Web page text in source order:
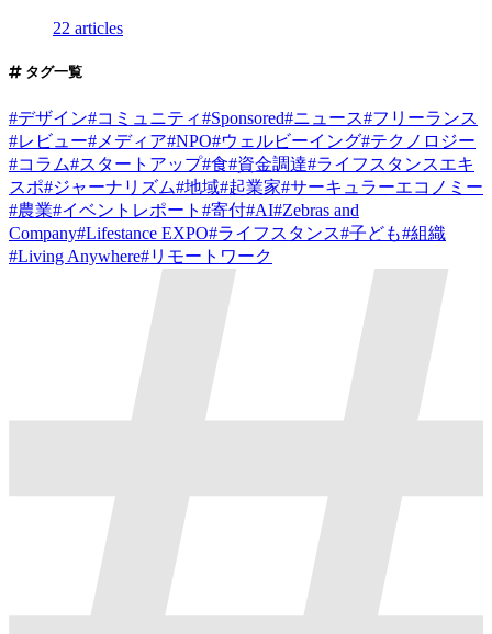
22 articles
タグ一覧
#デザイン#コミュニティ#Sponsored#ニュース#フリーランス
#レビュー# メディア#NPO#ウェルビーイング#テクノロジー
#コラム#スタートアップ#食#資金調達#ライフスタンスエキ
スポ#ジャーナリズム#地域#起業家#サーキュラーエコノミー
#農業#イベントレポート #寄付#AI#Zebras and
Company#Lifestance EXPO#ライフスタンス#子ども#組織
#Living Anywhere#リモートワーク